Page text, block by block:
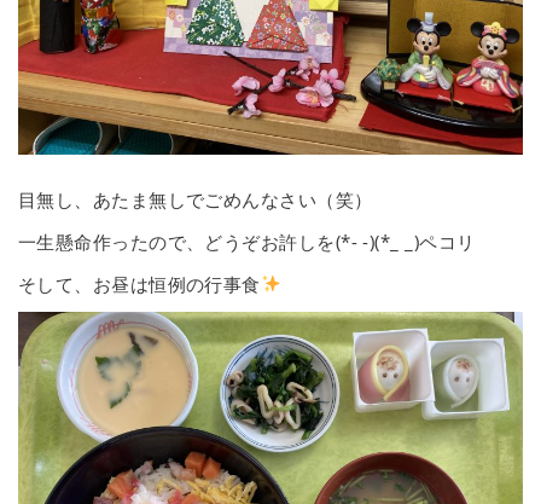
目無し、あたま無しでごめんなさい（笑）
一生懸命作ったので、どうぞお許しを(*- -)(*_ _)ペコリ
そして、お昼は恒例の行事食